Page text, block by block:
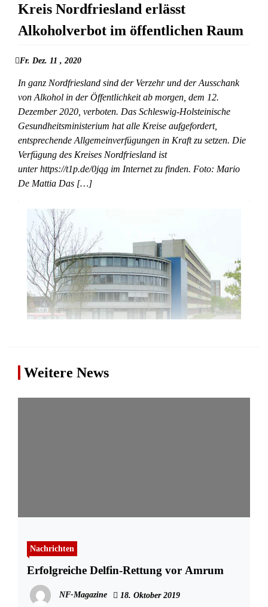
Kreis Nordfriesland erlässt
Alkoholverbot im öffentlichen Raum
Fr. Dez. 11 , 2020
In ganz Nordfriesland sind der Verzehr und der Ausschank
von Alkohol in der Öffentlichkeit ab morgen, dem 12.
Dezember 2020, verboten. Das Schleswig-Holsteinische
Gesundheitsministerium hat alle Kreise aufgefordert,
entsprechende Allgemeinverfügungen in Kraft zu setzen. Die
Verfügung des Kreises Nordfriesland ist
unter https://t1p.de/0jqg im Internet zu finden. Foto: Mario
De Mattia Das […]
Weitere News
Nachrichten
Erfolgreiche Delfin-Rettung vor Amrum
NF-Magazine 18. Oktober 2019